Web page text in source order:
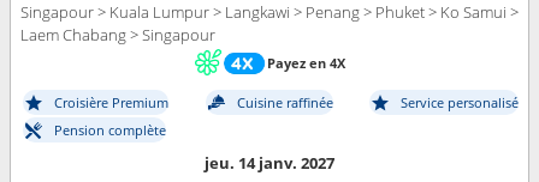
Singapour > Kuala Lumpur > Langkawi > Penang > Phuket > Ko Samui >
Laem Chabang > Singapour
Payez en 4X
Croisière Premium Cuisine raffinée
Service personalisé
Pension complète
jeu. 14 janv. 2027